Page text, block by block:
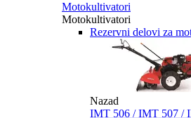
Motokultivatori
Motokultivatori
Rezervni delovi za
Nazad
IMT 506 / IMT 507 /